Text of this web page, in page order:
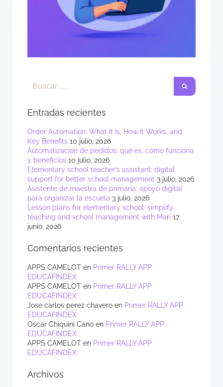
Entradas recientes
Order Automation: What It Is, How It Works, and
Key Benefits 10 julio, 2026
Automatización de pedidos: qué es, cómo funciona
y beneficios 10 julio, 2026
Elementary school teacher’s assistant: digital
support for better school management 3 julio, 2026
Asistente de maestra de primaria: apoyo digital
para organizar la escuela 3 julio, 2026
Lesson plans for elementary school: simplify
teaching and school management with Mari 17
junio, 2026
Comentarios recientes
APPS CAMELOT en Primer RALLY APP
EDUCAFINDEX
APPS CAMELOT en Primer RALLY APP
EDUCAFINDEX
Jose carlos perez chavero en Primer RALLY APP
EDUCAFINDEX
Oscar Chiquini Cano en Primer RALLY APP
EDUCAFINDEX
APPS CAMELOT en Primer RALLY APP
EDUCAFINDEX
Archivos